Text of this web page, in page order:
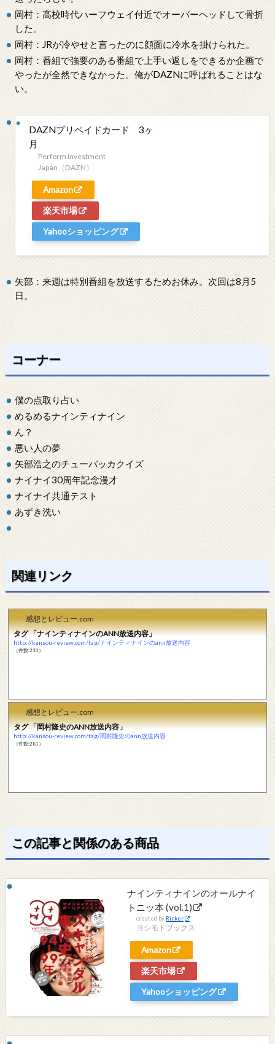
岡村：高校時代ハーフウェイ付近でオーバーヘッドして骨折
した。
岡村：JRが冷やせと言ったのに顔面に冷水を掛けられた。
岡村：番組で強要のある番組で上手い返しをできるか企画で
やったが全然できなかった。俺がDAZNに呼ばれることはな
い。
DAZNプリペイドカード 3ヶ
月
Perform Investment
Japan（DAZN）
Amazon
楽天市場
Yahooショッピング
矢部：来週は特別番組を放送するためお休み。次回は8月5
日。
コーナー
僕の点取り占い
めるめるナインティナイン
ん？
悪い人の夢
矢部浩之のチューバッカクイズ
ナイナイ30周年記念漫才
ナイナイ共通テスト
あずき洗い
関連リンク
感想とレビュー.com
タグ 「ナインティナインのANN放送内容」
http://kansou-review.com/tag/ナインティナインのann放送内容
（件数:230）
感想とレビュー.com
タグ 「岡村隆史のANN放送内容」
http://kansou-review.com/tag/岡村隆史のann放送内容
（件数:281）
この記事と関係のある商品
ナインティナインのオールナイ
トニッ本 (vol.1)
created by Rinker
ヨシモトブックス
Amazon
楽天市場
Yahooショッピング